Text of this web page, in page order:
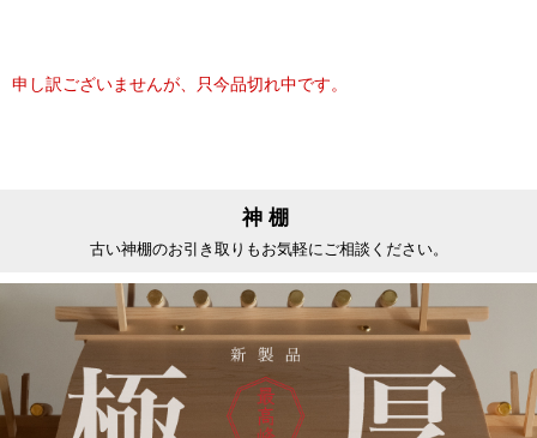
申し訳ございませんが、只今品切れ中です。
神棚
古い神棚のお引き取りもお気軽にご相談ください。